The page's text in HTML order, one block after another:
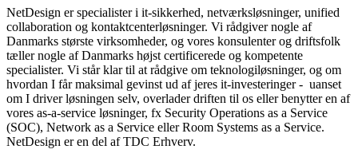
NetDesign er specialister i it-sikkerhed, netværksløsninger, unified
collaboration og kontaktcenterløsninger. Vi rådgiver nogle af
Danmarks største virksomheder, og vores konsulenter og driftsfolk
tæller nogle af Danmarks højst certificerede og kompetente
specialister. Vi står klar til at rådgive om teknologiløsninger, og om
hvordan I får maksimal gevinst ud af jeres it-investeringer - uanset
om I driver løsningen selv, overlader driften til os eller benytter en af
vores as-a-service løsninger, fx Security Operations as a Service
(SOC), Network as a Service eller Room Systems as a Service.
NetDesign er en del af TDC Erhverv.